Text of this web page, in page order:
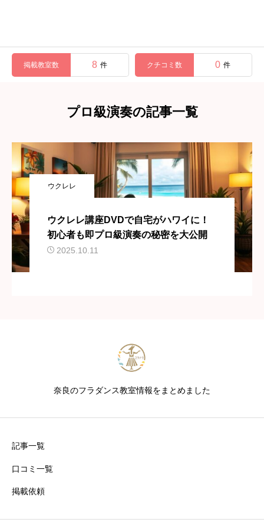
掲載教室数 8 件 クチコミ数 0 件
プロ級演奏の記事一覧
ウクレレ
ウクレレ講座DVDで自宅がハワイに！
初心者も即プロ級演奏の秘密を大公開
2025.10.11
奈良のフラダンス教室情報をまとめました
記事一覧
口コミ一覧
掲載依頼